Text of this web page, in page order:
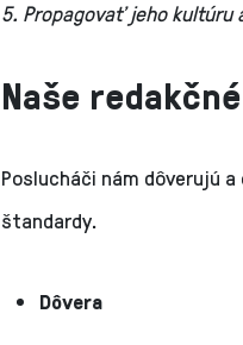
5. Propagovať jeho kultúru
Naše
Poslucháči nám dôverujú
štandardy.
Dôvera